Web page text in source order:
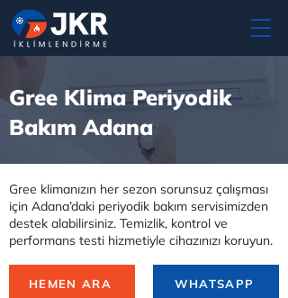
Gree Klima Periyodik
Bakım Adana
Gree klimanızın her sezon sorunsuz çalışması
için Adana’daki periyodik bakım servisimizden
destek alabilirsiniz. Temizlik, kontrol ve
performans testi hizmetiyle cihazınızı koruyun.
HEMEN ARA WHATSAPP